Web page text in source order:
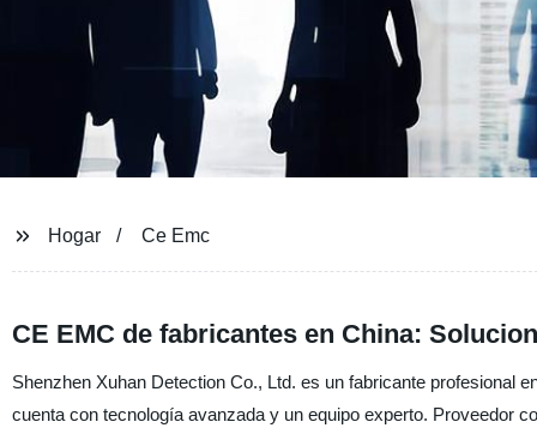
Hogar Ce Emc
CE EMC de fabricantes en China:
Shenzhen Xuhan Detection Co., Ltd. es un fabricante profesional
cuenta con tecnología avanzada y un equipo experto. Proveedor